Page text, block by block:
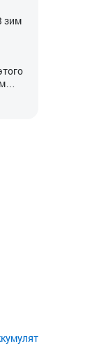
зим
.
Eurostart